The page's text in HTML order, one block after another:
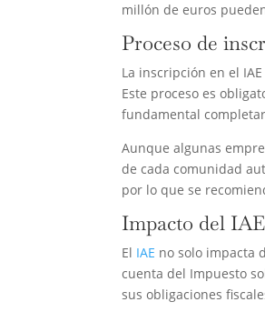
millón de euros
Proceso de
La inscripción en el
Este proceso es
fundamental
Aunque algunas
de cada comunidad
por lo que se
Impacto del
El IAE no solo impacta
cuenta del Impuesto
sus obligaciones